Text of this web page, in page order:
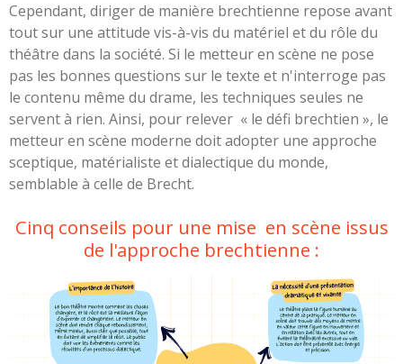
Cependant, diriger de manière brechtienne repose avant
tout sur une attitude vis-à-vis du matériel et du rôle du
théâtre dans la société. Si le metteur en scène ne pose
pas les bonnes questions sur le texte et n'interroge pas
le contenu même du drame, les techniques seules ne
servent à rien. Ainsi, pour relever « le défi brechtien », le
metteur en scène moderne doit adopter une approche
sceptique, matérialiste et dialectique du monde,
semblable à celle de Brecht.
Cinq conseils pour une mise en scène issus
de l'approche brechtienne :